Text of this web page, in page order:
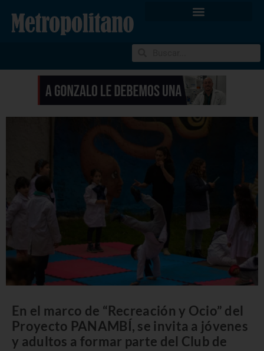
En el marco de “Recreación y Ocio” del
Proyecto PANAMBÍ, se invita a jóvenes
y adultos a formar parte del Club de